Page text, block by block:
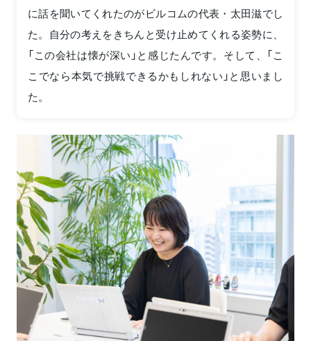
に話を聞いてくれたのがビルコムの代表・太田滋でし
た。自分の考えをきちんと受け止めてくれる姿勢に、
「この会社は懐が深い」と感じたんです。そして、「こ
こでなら本気で挑戦できるかもしれない」と思いまし
た。